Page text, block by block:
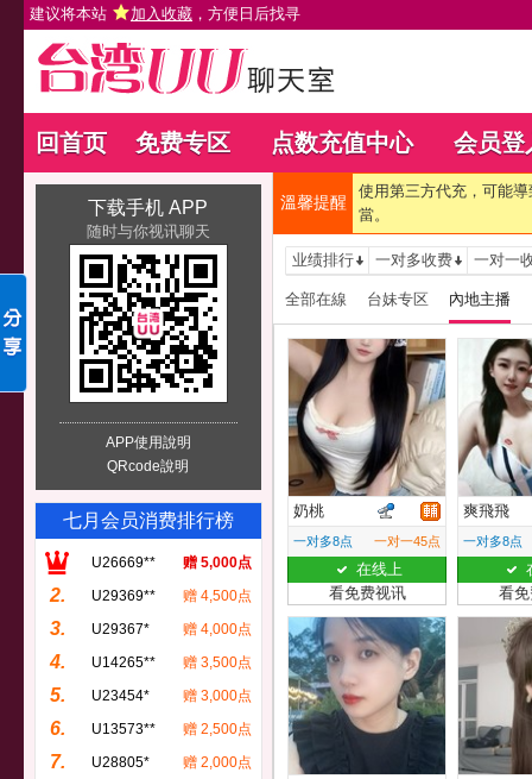
建议将本站 加入收藏 ，方便日后找寻
回首页 免费专区 点数充值中心 会员登
下载手机 APP
随时与你视讯聊天
APP使用說明
QRcode說明
七月会员消费排行榜
U26669** 赠 5,000点
2. U29369** 赠 4,500点
3. U29367* 赠 4,000点
4. U14265** 赠 3,500点
5. U23454* 赠 3,000点
6. U13573** 赠 2,500点
7. U28805* 赠 2,000点
溫馨提醒
使用第三方代充，可能
當。
业绩排行 一对多收费 一对一
全部在線 台妹专区 內地主播
奶桃
一对多8点 一对一45点
在线上
看免费视讯
爽飛飛
一对多8点
看